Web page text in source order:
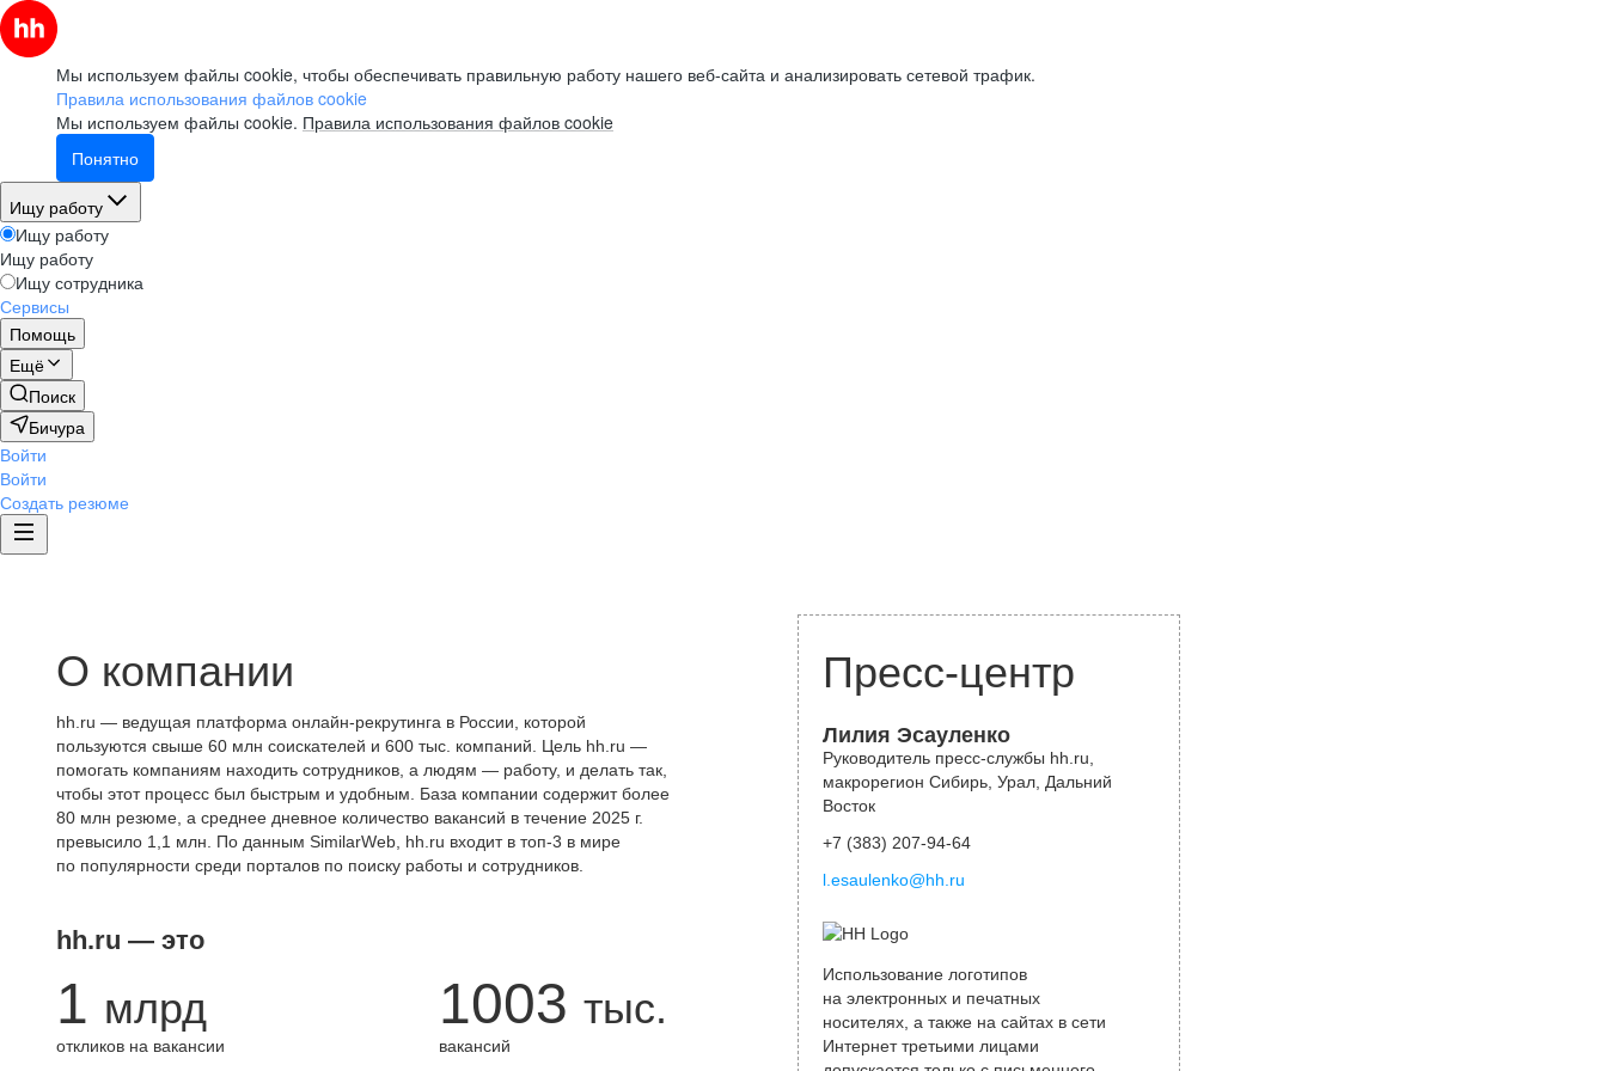
Мы используем файлы cookie, чтобы обеспечивать правильную работу нашего веб-сайта и анализировать сетевой трафик.
Правила использования файлов cookie
Мы используем файлы cookie. Правила использования файлов cookie
Понятно
Ищу работу
Ищу работу
Ищу работу
Ищу сотрудника
Сервисы
Помощь
Ещё
Поиск
Бичура
Войти
Войти
Создать резюме
О компании
hh.ru — ведущая платформа онлайн-рекрутинга в России, которой
пользуются свыше 60 млн соискателей и 600 тыс. компаний. Цель hh.ru —
помогать компаниям находить сотрудников, а людям — работу, и делать так,
чтобы этот процесс был быстрым и удобным. База компании содержит более
80 млн резюме, а среднее дневное количество вакансий в течение 2025 г.
превысило 1,1 млн. По данным SimilarWeb, hh.ru входит в топ-3 в мире
по популярности среди порталов по поиску работы и сотрудников.
hh.ru — это
1 млрд
откликов на вакансии
1003 тыс.
вакансий
Пресс-центр
Лилия Эсауленко
Руководитель пресс-службы hh.ru,
макрорегион Сибирь, Урал, Дальний
Восток
+7 (383) 207-94-64
l.esaulenko@hh.ru
Использование логотипов
на электронных и печатных
носителях, а также на сайтах в сети
Интернет третьими лицами